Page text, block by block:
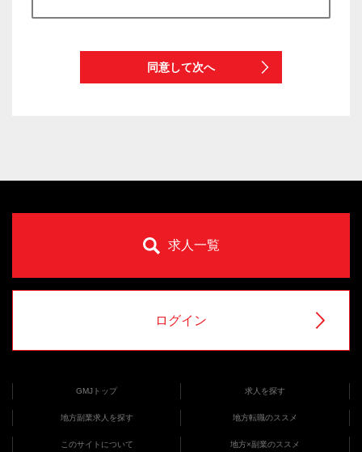
同意して次へ
求人一覧
ログイン
GMJトップ 求人を探す
地方副業求人を探す 地方転職のススメ
このサイトについて 地方×副業のススメ